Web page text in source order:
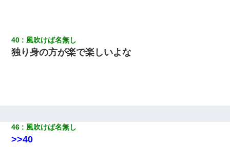
40 風吹けば名無し
独り身の方が楽で楽しいよな
46 風吹けば名無し
>>40